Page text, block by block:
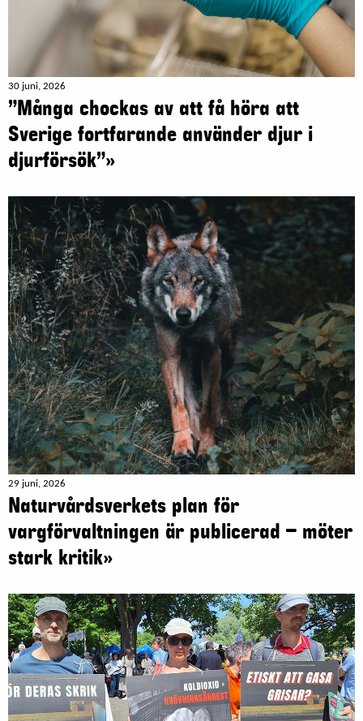
30 juni, 2026
”Många chockas av att få höra att
Sverige fortfarande använder djur i
djurförsök”»
29 juni, 2026
Naturvårdsverkets plan för
vargförvaltningen är publicerad – möter
stark kritik»